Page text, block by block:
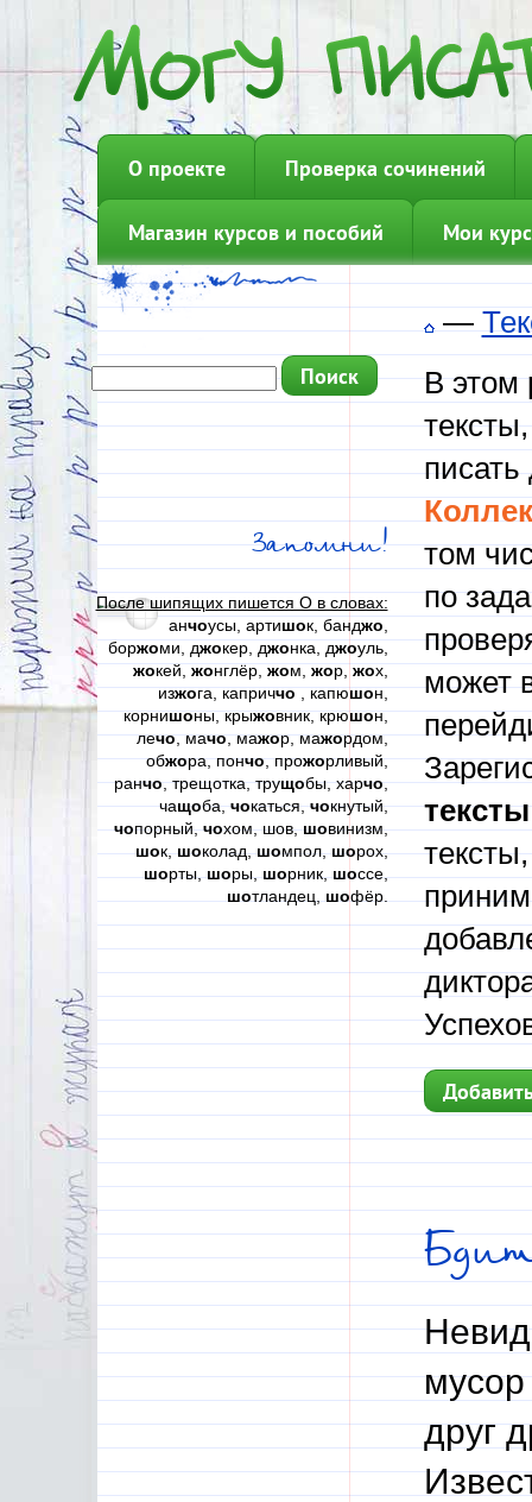
О проекте Проверка сочинений
Магазин курсов и пособий Мои
Запомни!
После шипящих пишется О в словах:
анчоусы, артишок, банджо
боржоми, джокер, джонка, джоуль,
жокей,жонглёр,жом,жор,жох,
изжога, каприччо, капюшон,
корнишоны, крыжовник, крюшон,
лечо, мачо, мажор, мажордом,
обжора, пончо, прожорливый,
ранчо, трещотка, трущобы, харчо,
чащоба,чокаться,чокнутый,
чопорный,чохом, шов,шовинизм,
шок,шоколад,шомпол,шорох,
шорты,шоры,шорник,шоссе,
шотландец, шофёр.
—
В этом
писать
том
по
может
тексты
друг